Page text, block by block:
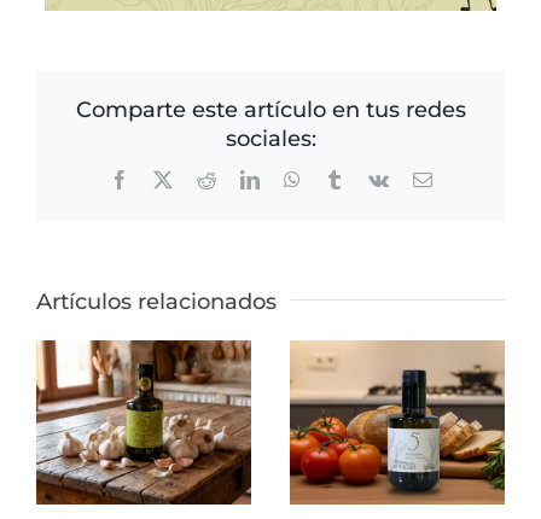
Comparte este artículo en tus redes
sociales:
Facebook
X RedditLinkedInWhatsApp
TumblrVk
Correo
Artículos relacionados